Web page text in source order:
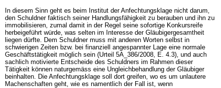
In diesem Sinn geht es beim Institut der Anfechtungsklage nicht darum,
den Schuldner faktisch seiner Handlungsfähigkeit zu berauben und ihn zu
immobilisieren, zumal damit in der Regel seine sofortige Konkursreife
herbeigeführt würde, was selten im Interesse der Gläubigergesamtheit
liegen dürfte. Dem Schuldner muss mit anderen Worten selbst in
schwierigen Zeiten bzw. bei finanziell angespannter Lage eine normale
Geschäftstätigkeit möglich sein (Urteil 5A_386/2008, E. 4.3), und auch
sachlich motivierte Entscheide des Schuldners im Rahmen dieser
Tätigkeit können naturgemäss eine Ungleichbehandlung der Gläubiger
beinhalten. Die Anfechtungsklage soll dort greifen, wo es um unlautere
Machenschaften geht, wie es namentlich der Fall ist, wenn